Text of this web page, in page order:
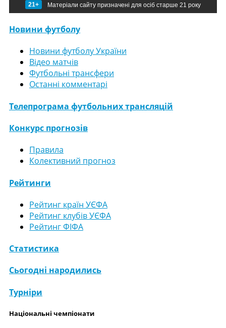
21+ Матеріали сайту призначені для осіб старше 21 року
Новини футболу
Новини футболу України
Відео матчів
Футбольні трансфери
Останні комментарі
Телепрограма футбольних трансляцій
Конкурс прогнозів
Правила
Колективний прогноз
Рейтинги
Рейтинг країн УЄФА
Рейтинг клубів УЄФА
Рейтинг ФІФА
Статистика
Сьогодні народились
Турніри
Національні чемпіонати